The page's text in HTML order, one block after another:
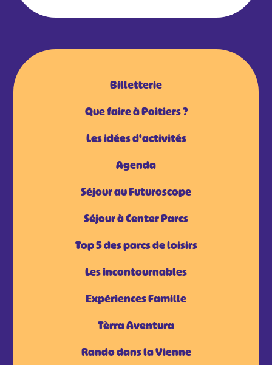
Billetterie
Que faire à Poitiers ?
Les idées d'activités
Agenda
Séjour au Futuroscope
Séjour à Center Parcs
Top 5 des parcs de loisirs
Les incontournables
Expériences Famille
Tèrra Aventura
Rando dans la Vienne